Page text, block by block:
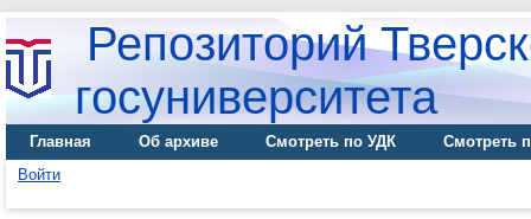
Репозиторий
госуниверситета
Главная Об архиве Смотреть по УДК
Смотреть
Войти